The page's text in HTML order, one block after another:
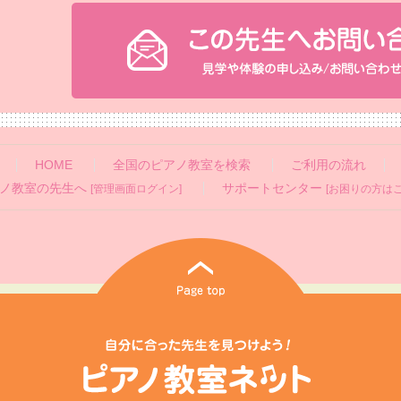
HOME 全国のピアノ教室を検索
ご利用の流れ
教室の先生へ [管理画面ログイン] サポートセンター [お困りの方は